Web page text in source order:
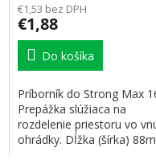
€1,53 bez DPH
€1,88
Do košíka
Príborník do Strong Max
Prepážka slúžiaca na
rozdelenie priestoru vo
ohrádky. Dĺžka (šírka)